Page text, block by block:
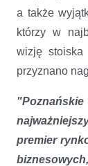
a także
którzy w
wizję stoiska
przyznano
premier